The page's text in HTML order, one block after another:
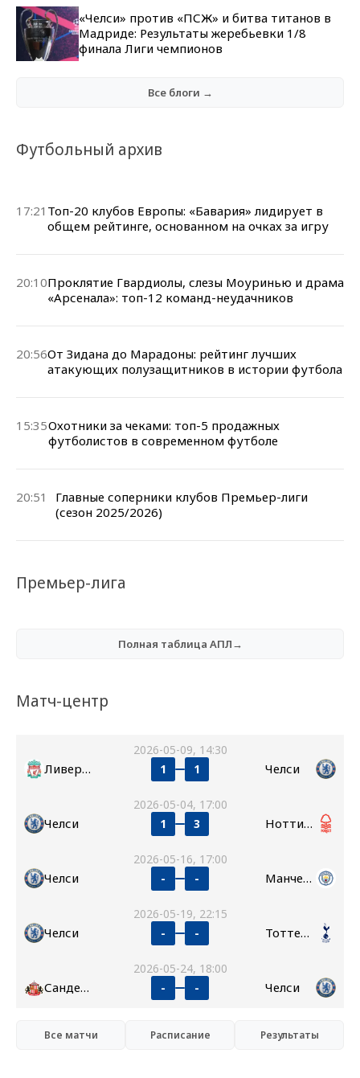
«Челси» против «ПСЖ» и битва титанов в
Мадриде: Результаты жеребьевки 1/8
финала Лиги чемпионов
Все блоги →
Футбольный архив
17:21 Топ-20 клубов Европы: «Бавария» лидирует в
общем рейтинге, основанном на очках за игру
20:10Проклятие Гвардиолы, слезы Моуринью и драма
«Арсенала»: топ-12 команд-неудачников
20:56От Зидана до Марадоны: рейтинг лучших
атакующих полузащитников в истории футбола
15:35Охотники за чеками: топ-5 продажных
футболистов в современном футболе
20:51
Главные соперники клубов Премьер-лиги
(сезон 2025/2026)
Премьер-лига
Полная таблица АПЛ→
Матч-центр
2026-05-09, 14:30
Ливерпуль 1 1 Челси
2026-05-04, 17:00
Челси 1 3 Ноттингем Форест
2026-05-16, 17:00
Челси - - Манчестер Сити
2026-05-19, 22:15
Челси - - Тоттенхэм
2026-05-24, 18:00
Сандерленд - - Челси
Все матчи Расписание Результаты